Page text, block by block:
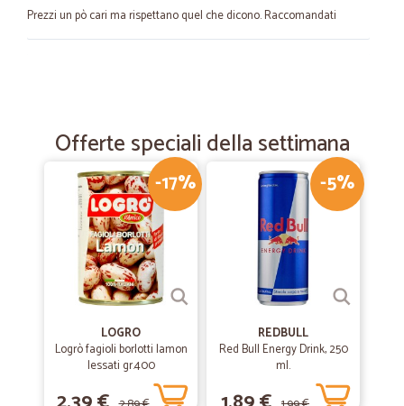
Prezzi un pò cari ma rispettano quel che dicono. Raccomandati
14/06/2020
—Rosa M.
Qualita'eccellente
Qualita'eccellente
20/01/2020
—Georges V.
prodoti exelenti
prodoti exelenti
Offerte speciali della settimana
-17%
LOGRO
Logrò fagioli borlotti lamon
lessati gr.400
-5%
REDBULL
Red Bull Energy Drink, 250
ml.